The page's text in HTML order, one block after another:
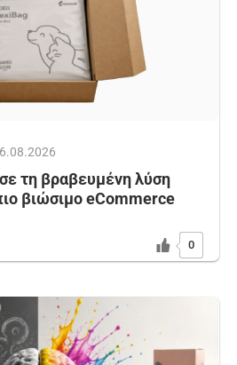
τη βραβευμένη λύση
βιώσιμο eCommerce
0